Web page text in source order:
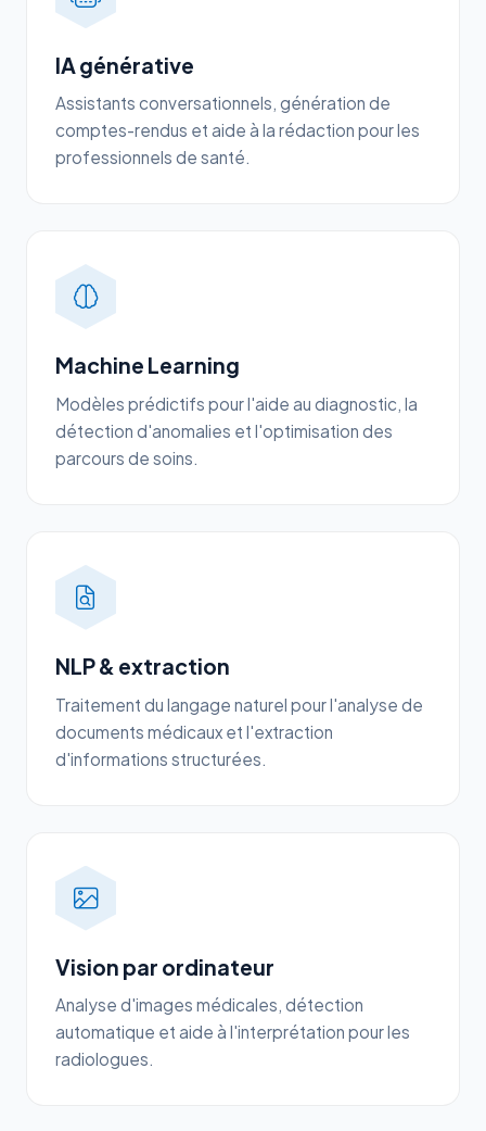
IA générative
Assistants conversationnels, génération de
comptes-rendus et aide à la rédaction pour les
professionnels de santé.
Machine Learning
Modèles prédictifs pour l'aide au diagnostic, la
détection d'anomalies et l'optimisation des
parcours de soins.
NLP & extraction
Traitement du langage naturel pour l'analyse de
documents médicaux et l'extraction
d'informations structurées.
Vision par ordinateur
Analyse d'images médicales, détection
automatique et aide à l'interprétation pour les
radiologues.